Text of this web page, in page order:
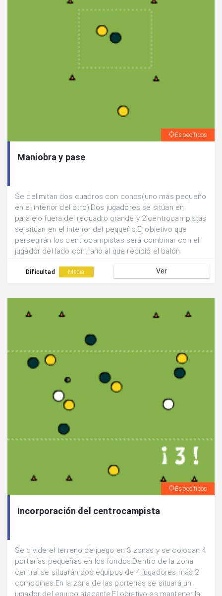
Específicos
Maniobra y pase
Se delimitan dos cuadros con conos(uno más pequeño
en el interior del ótro).Dos jugadores se sitúan en
paralelo fuera del recuadro grande y 2 centrocampistas
se sitúan en el interior del pequeño.El objetivo que
persegirán los centrocampistas será combinar con el
jugador del lado contrario al que recibió el balón.
Dificultad Media Ver
Específicos
Incorporación del centrocampista
Se divide el terreno de juego en 3 zonas y se colocan 4
porterías pequeñas en los fondos.Dentro de la zona
central se situarán dos equipos de 4 jugadores más 2
comodines.En la zona de las porterías se situará un
jugador del equipo atacante.El objetivo es mantener la